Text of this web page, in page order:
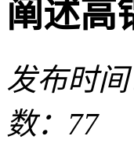
阐述高
发布时间
数：77